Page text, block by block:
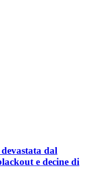
dal
e decine di